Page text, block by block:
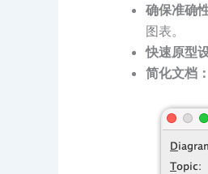
确保准确
图表。
快速原型
简化文档：